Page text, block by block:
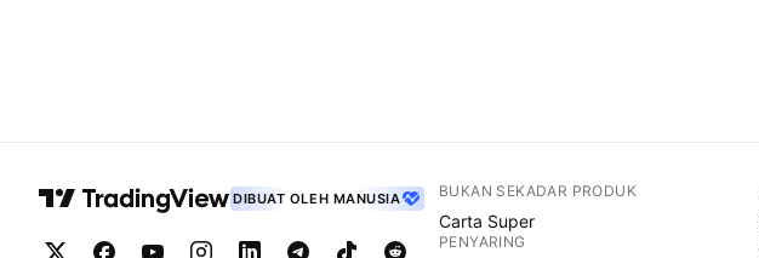
DIBUAT OLEH MANUSIA BUKAN SEKADAR PRODUK
Carta Super
PENYARING